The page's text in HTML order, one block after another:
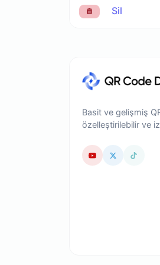
Sil
Basit ve gelişmiş
özelleştirilebilir ve